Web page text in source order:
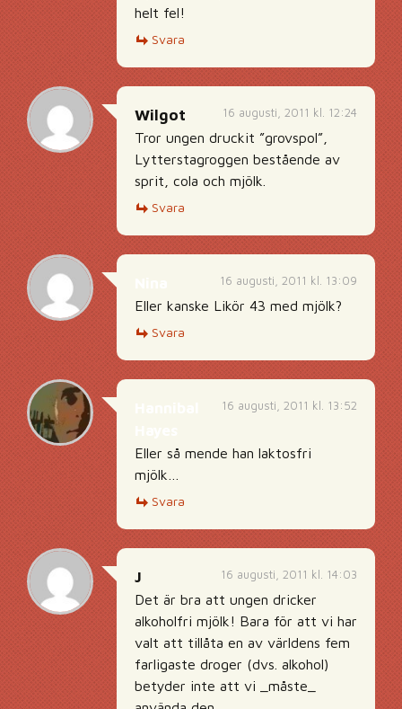
helt fel!
Svara
16 augusti, 2011 kl. 12:24
Wilgot
Tror ungen druckit ”grovspol”,
Lytterstagroggen bestående av
sprit, cola och mjölk.
Svara
16 augusti, 2011 kl. 13:09
Eller kanske Likör 43 med mjölk?
Svara
16 augusti, 2011 kl. 13:52
Eller så mende han laktosfri
mjölk…
Svara
16 augusti, 2011 kl. 14:03
J
Det är bra att ungen dricker
alkoholfri mjölk! Bara för att vi har
valt att tillåta en av världens fem
farligaste droger (dvs. alkohol)
betyder inte att vi _måste_